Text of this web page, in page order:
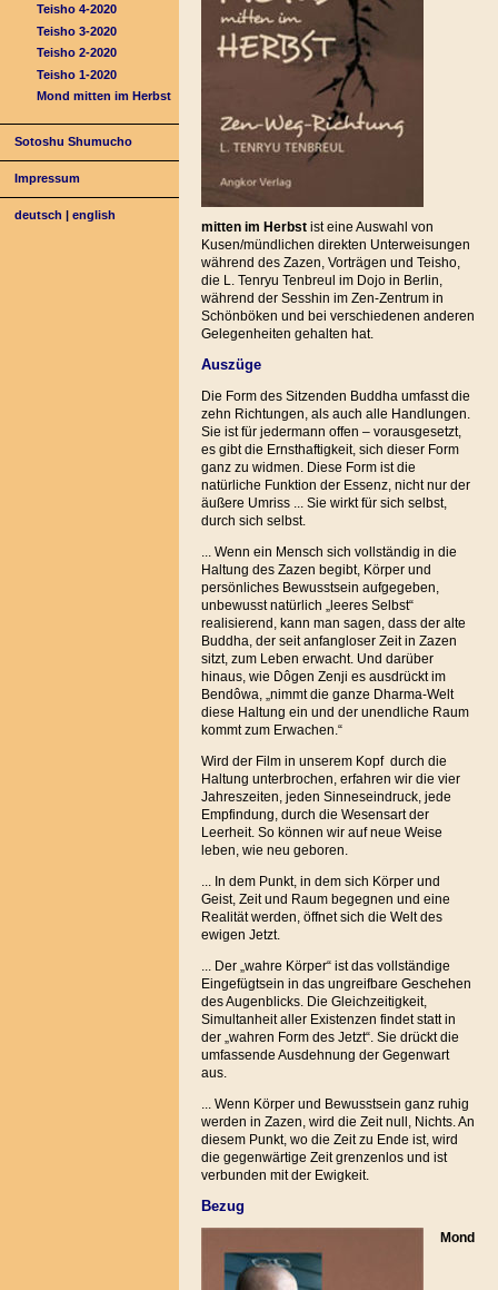
Teisho 4-2020
Teisho 3-2020
Teisho 2-2020
Teisho 1-2020
Mond mitten im Herbst
Sotoshu Shumucho
Impressum
deutsch |english
mitten im Herbstist eine Auswahl von
Kusen/mündlichen direkten Unterweisungen
während des Zazen, Vorträgen und Teisho,
die L. Tenryu Tenbreul im Dojo in Berlin,
während der Sesshin im Zen-Zentrum in
Schönböken und bei verschiedenen anderen
Gelegenheiten gehalten hat.
Auszüge
Die Form des Sitzenden Buddha umfasst die
zehn Richtungen, als auch alle Handlungen.
Sie ist für jedermann offen – vorausgesetzt,
es gibt die Ernsthaftigkeit, sich dieser Form
ganz zu widmen. Diese Form ist die
natürliche Funktion der Essenz, nicht nur der
äußere Umriss ... Sie wirkt für sich selbst,
durch sich selbst.
... Wenn ein Mensch sich vollständig in die
Haltung des Zazen begibt, Körper und
persönliches Bewusstsein aufgegeben,
unbewusst natürlich „leeres Selbst“
realisierend, kann man sagen, dass der alte
Buddha, der seit anfangloser Zeit in Zazen
sitzt, zum Leben erwacht. Und darüber
hinaus, wie Dôgen Zenji es ausdrückt im
Bendôwa, „nimmt die ganze Dharma-Welt
diese Haltung ein und der unendliche Raum
kommt zum Erwachen.“
Wird der Film in unserem Kopf durch die
Haltung unterbrochen, erfahren wir die vier
Jahreszeiten, jeden Sinneseindruck, jede
Empfindung, durch die Wesensart der
Leerheit. So können wir auf neue Weise
leben, wie neu geboren.
... In dem Punkt, in dem sich Körper und
Geist, Zeit und Raum begegnen und eine
Realität werden, öffnet sich die Welt des
ewigen Jetzt.
... Der „wahre Körper“ ist das vollständige
Eingefügtsein in das ungreifbare Geschehen
des Augenblicks. Die Gleichzeitigkeit,
Simultanheit aller Existenzen findet statt in
der „wahren Form des Jetzt“. Sie drückt die
umfassende Ausdehnung der Gegenwart
aus.
... Wenn Körper und Bewusstsein ganz ruhig
werden in Zazen, wird die Zeit null, Nichts. An
diesem Punkt, wo die Zeit zu Ende ist, wird
die gegenwärtige Zeit grenzenlos und ist
verbunden mit der Ewigkeit.
Bezug
Mond